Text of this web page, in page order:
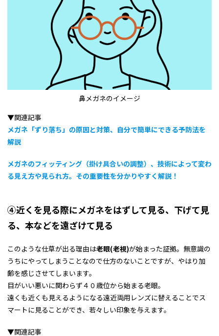
鼻メガネのイメージ
▼関連記事
メガネ「ずり落ち」の原因と対策、自分で簡単にできる予防法を
解説
メガネのフィッティング（掛け具合いの調整）、技術によって変わ
る見え方や見られ方。その重要性を分かりやすく解説！
④近くを見る際にメガネをはずして見る、下げて見
る、本などを遠ざけて見る
このような仕草が出る理由は老眼(老視)が始まった証拠。無意識の
うちにやってしまうことなので仕方のないことですが、やはり加
齢を感じさせてしまいます。
目がいい悪いに関わらず４０歳位から始まる老眼。
遠くも近くも見えるようになる遠近両用レンズに替えることでス
マートに見ることができ、若々しい印象を与えます。
▼関連記事